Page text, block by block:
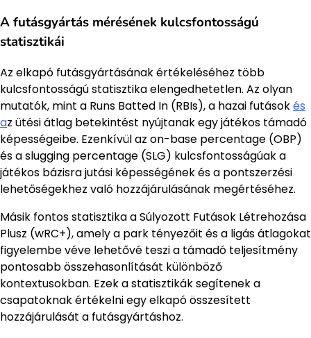
A futásgyártás mérésének kulcsfontosságú
statisztikái
Az elkapó futásgyártásának értékeléséhez több
kulcsfontosságú statisztika elengedhetetlen. Az olyan
mutatók, mint a Runs Batted In (RBIs), a hazai futásokés
az ütési átlag betekintést nyújtanak egy játékos támadó
képességeibe. Ezenkívül az on-base percentage (OBP)
és a slugging percentage (SLG) kulcsfontosságúak a
játékos bázisra jutási képességének és a pontszerzési
lehetőségekhez való hozzájárulásának megértéséhez.
Másik fontos statisztika a Súlyozott Futások Létrehozása
Plusz (wRC+), amely a park tényezőit és a ligás átlagokat
figyelembe véve lehetővé teszi a támadó teljesítmény
pontosabb összehasonlítását különböző
kontextusokban. Ezek a statisztikák segítenek a
csapatoknak értékelni egy elkapó összesített
hozzájárulását a futásgyártáshoz.